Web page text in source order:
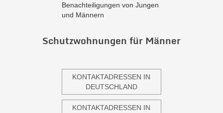
Benachteiligungen von Jungen
und Männern
Schutzwohnungen für Männer
KONTAKTADRESSEN IN
DEUTSCHLAND
KONTAKTADRESSEN IN